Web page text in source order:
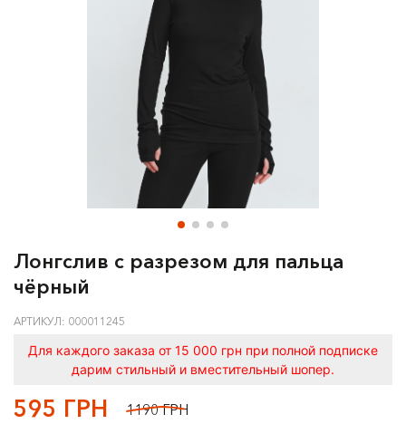
Лонгслив с разрезом для пальца
чёрный
АРТИКУЛ: 000011245
Для каждого заказа от 15 000 грн при полной подписке
дарим стильный и вместительный шопер.
595 ГРН 1190 ГРН